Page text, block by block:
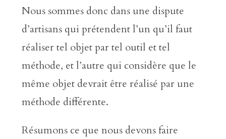
Nous sommes donc dans une dispute
d’artisans qui prétendent l’un qu’il faut
réaliser tel objet par tel outil et tel
méthode, et l’autre qui considère que le
même objet devrait être réalisé par une
méthode différente.
Résumons ce que nous devons faire